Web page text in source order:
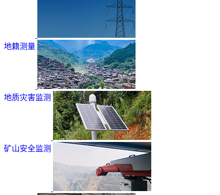
地籍测量
地质灾害监测
矿山安全监测